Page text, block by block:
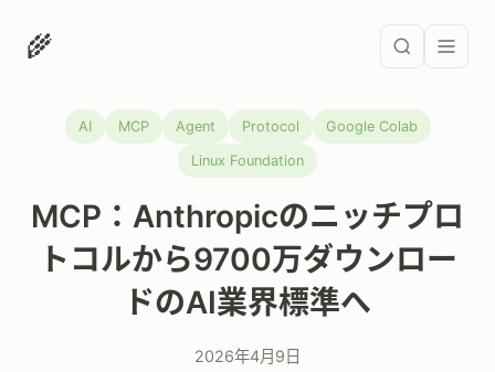
🌾
AI MCP Agent Protocol Google Colab
Linux Foundation
MCP：Anthropicのニッチプロ
トコルから9700万ダウンロー
ドのAI業界標準へ
2026年4月9日